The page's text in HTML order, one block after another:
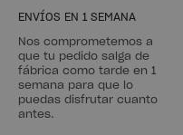
ENVÍOS EN 1 SEMANA
Nos comprometemos a
que tu pedido salga de
fábrica como tarde en 1
semana para que lo
puedas disfrutar cuanto
antes.